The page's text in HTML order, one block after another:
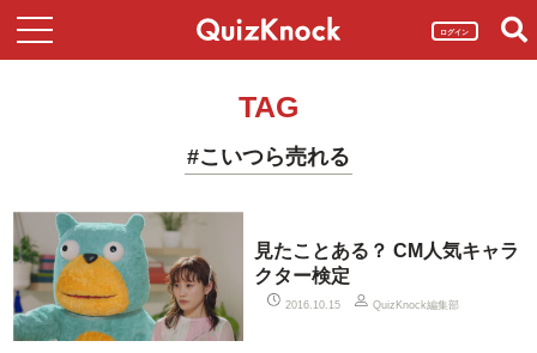
ログイン
TAG
#こいつら売れる
見たことある？ CM人気キャラ
クター検定
2016.10.15 QuizKnock編集部